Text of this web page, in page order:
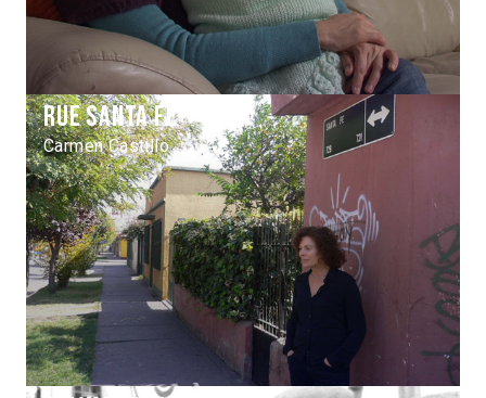
Rue Santa Fe
Carmen Castillo